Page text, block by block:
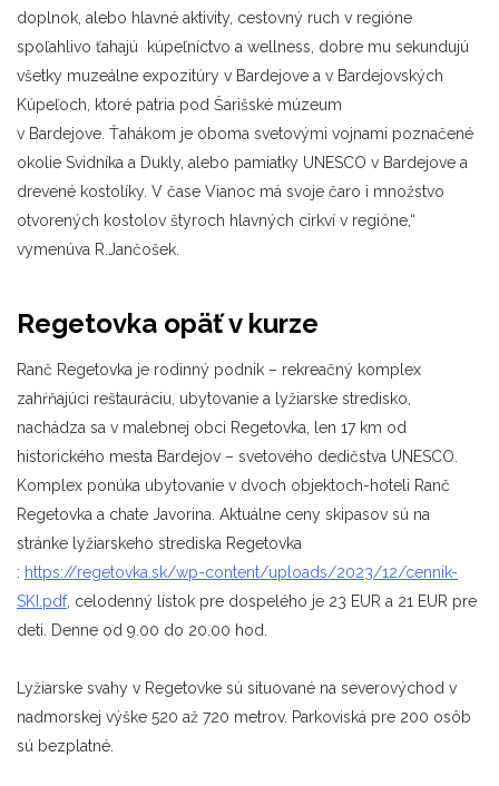
doplnok, alebo hlavné aktivity, cestovný ruch v regióne
spoľahlivo ťahajú kúpeľníctvo a wellness, dobre mu sekundujú
všetky muzeálne expozitúry v Bardejove a v Bardejovských
Kúpeľoch, ktoré patria pod Šarišské múzeum
v Bardejove. Ťahákom je oboma svetovými vojnami poznačené
okolie Svidníka a Dukly, alebo pamiatky UNESCO v Bardejove a
drevené kostolíky. V čase Vianoc má svoje čaro i množstvo
otvorených kostolov štyroch hlavných cirkví v regióne,“
vymenúva R.Jančošek.
Regetovka opäť v kurze
Ranč Regetovka je rodinný podnik – rekreačný komplex
zahŕňajúci reštauráciu, ubytovanie a lyžiarske stredisko,
nachádza sa v malebnej obci Regetovka, len 17 km od
historického mesta Bardejov – svetového dedičstva UNESCO.
Komplex ponúka ubytovanie v dvoch objektoch-hoteli Ranč
Regetovka a chate Javorina. Aktuálne ceny skipasov sú na
stránke lyžiarskeho strediska Regetovka
: https://regetovka.sk/wp-content/uploads/2023/12/cennik-
SKI.pdf, celodenný lístok pre dospelého je 23 EUR a 21 EUR pre
deti. Denne od 9.00 do 20.00 hod.
Lyžiarske svahy v Regetovke sú situované na severovýchod v
nadmorskej výške 520 až 720 metrov. Parkoviská pre 200 osôb
sú bezplatné.